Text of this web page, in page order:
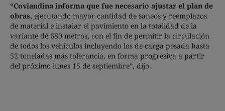
“Coviandina informa que fue necesario ajustar el plan de
obras, ejecutando mayor cantidad de saneos y reemplazos
de material e instalar el pavimiento en la totalidad de la
variante de 680 metros, con el fin de permitir la circulación
de todos los vehículos incluyendo los de carga pesada hasta
52 toneladas más tolerancia, en forma progresiva a partir
del próximo lunes 15 de septiembre”, dijo.